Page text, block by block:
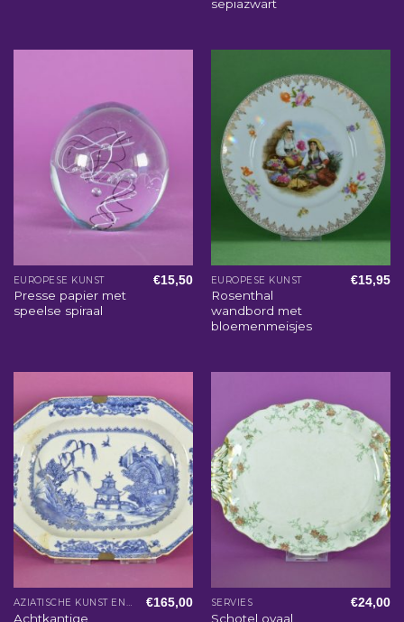
sepiazwart
EUROPESE KUNST
Presse papier met
speelse spiraal
€15,50 EUROPESE KUNST
Rosenthal
wandbord met
bloemenmeisjes
€15,95
AZIATISCHE KUNST EN WOONACCESSOIRES
Achtkantige
€165,00 SERVIES
Schotel ovaal
€24,00